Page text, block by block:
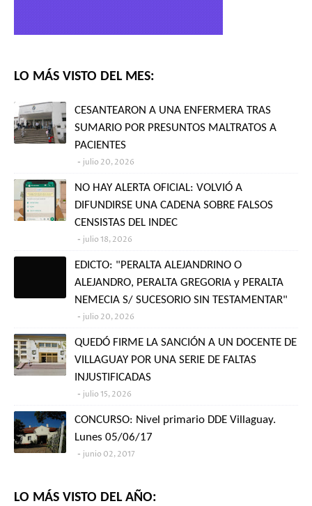
LO MÁS VISTO DEL MES:
CESANTEARON A UNA ENFERMERA TRAS
SUMARIO POR PRESUNTOS MALTRATOS A
PACIENTES
julio 20, 2026
NO HAY ALERTA OFICIAL: VOLVIÓ A
DIFUNDIRSE UNA CADENA SOBRE FALSOS
CENSISTAS DEL INDEC
julio 18, 2026
EDICTO: "PERALTA ALEJANDRINO O
ALEJANDRO, PERALTA GREGORIA y PERALTA
NEMECIA S/ SUCESORIO SIN TESTAMENTAR"
julio 20, 2026
QUEDÓ FIRME LA SANCIÓN A UN DOCENTE DE
VILLAGUAY POR UNA SERIE DE FALTAS
INJUSTIFICADAS
julio 15, 2026
CONCURSO: Nivel primario DDE Villaguay.
Lunes 05/06/17
junio 02, 2017
LO MÁS VISTO DEL AÑO: